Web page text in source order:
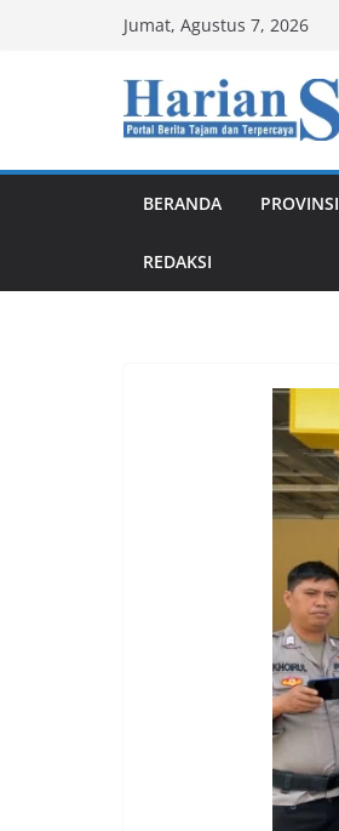
Jumat, Agustus 7, 2026
BERANDA PROVINSI
REDAKSI